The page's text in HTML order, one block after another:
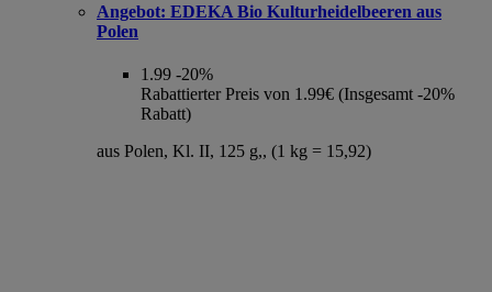
Angebot: EDEKA Bio Kulturheidelbeeren aus
Polen
1.99 -20%
Rabattierter Preis von 1.99€ (Insgesamt -20%
Rabatt)
aus Polen, Kl. II, 125 g,, (1 kg = 15,92)